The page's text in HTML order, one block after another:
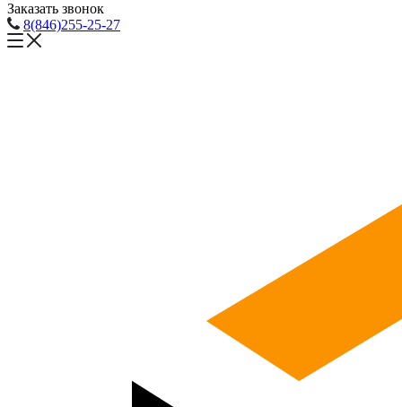
Заказать звонок
8(846)255-25-27